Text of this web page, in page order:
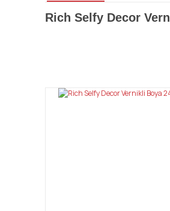
Rich Selfy Decor
Bu ürünün fiyat bilgisi, resim,
Ürün resmi kalitesiz, bozuk